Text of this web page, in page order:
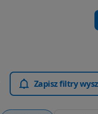
Zapisz filtry